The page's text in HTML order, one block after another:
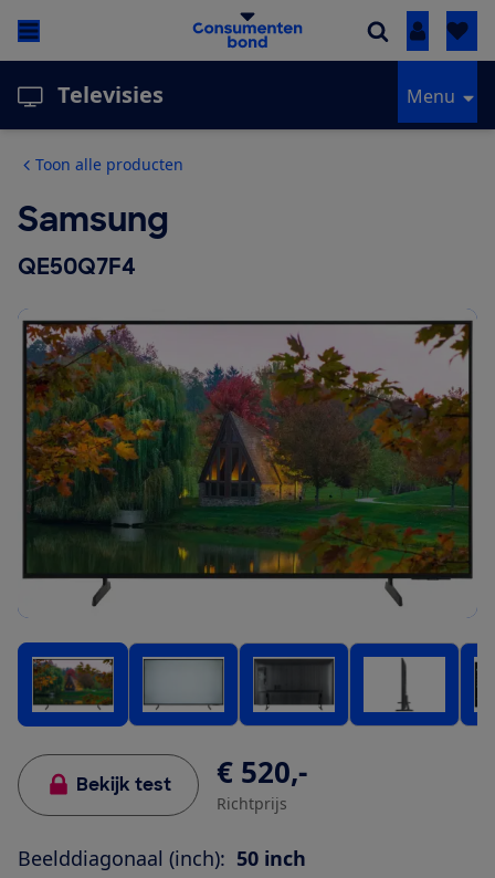
Inloggen
Televisies Menu
Toon alle producten
Samsung
QE50Q7F4
Bekijk test € 520,-
Richtprijs
Beelddiagonaal (inch): 50 inch